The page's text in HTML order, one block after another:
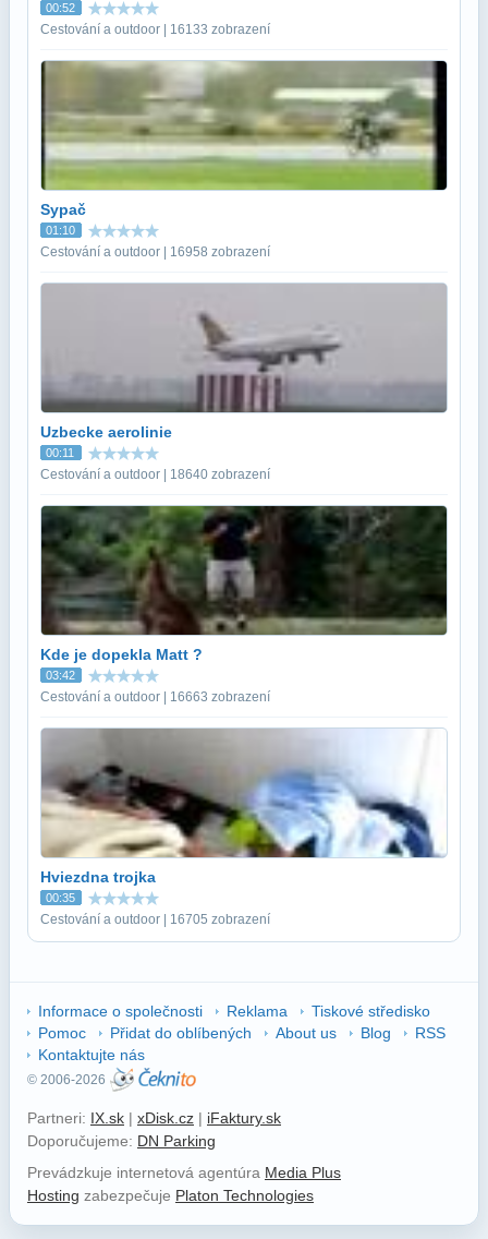
00:52
Cestování a outdoor | 16133 zobrazení
Sypač
01:10
Cestování a outdoor | 16958 zobrazení
Uzbecke aerolinie
00:11
Cestování a outdoor | 18640 zobrazení
Kde je dopekla Matt ?
03:42
Cestování a outdoor | 16663 zobrazení
Hviezdna trojka
00:35
Cestování a outdoor | 16705 zobrazení
Informace o společnosti Reklama
Tiskové středisko
Pomoc
Přidat do oblíbených About us Blog
RSS
Kontaktujte nás
© 2006-2026
Partneri: IX.sk | xDisk.cz | iFaktury.sk
Doporučujeme: DN Parking
Prevádzkuje internetová agentúra Media Plus
Hosting zabezpečuje Platon Technologies